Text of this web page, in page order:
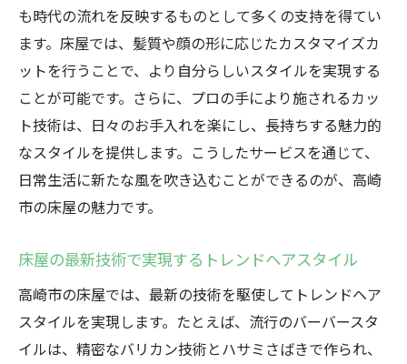
も時代の流れを反映するものとして多くの支持を得てい
ます。床屋では、髪質や顔の形に応じたカスタマイズカ
ットを行うことで、より自分らしいスタイルを実現する
ことが可能です。さらに、プロの手により施されるカッ
ト技術は、日々のお手入れを楽にし、長持ちする魅力的
なスタイルを提供します。こうしたサービスを通じて、
日常生活に新たな風を吹き込むことができるのが、高崎
市の床屋の魅力です。
床屋の最新技術で実現するトレンドヘアスタイル
高崎市の床屋では、最新の技術を駆使してトレンドヘア
スタイルを実現します。たとえば、流行のバーバースタ
イルは、精密なバリカン技術とハサミさばきで作られ、